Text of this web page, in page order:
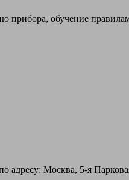
прибора, обучение
адресу: Москва, 5-я